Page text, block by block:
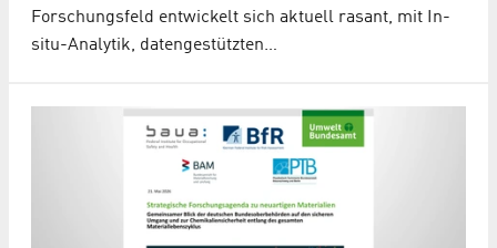
Forschungsfeld entwickelt sich aktuell rasant, mit In-
situ-Analytik, datengestützten…